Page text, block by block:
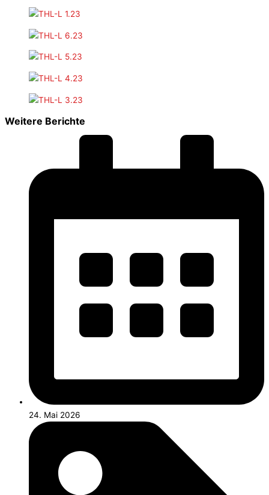
Weitere Berichte
24. Mai 2026